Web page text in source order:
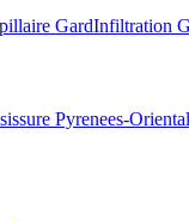
GardInfiltration
Pyrenees-